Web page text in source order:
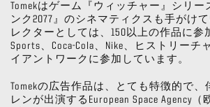
Tomekはゲーム『ウィッチャー』シリ
ンク2077』のシネマティクスも手がけ
レクターとしては、150以上の作品に参
Sports、Coca-Cola、Nike、ヒストリーチ
イアントワークに参加しています。
Tomekの広告作品は、とても特徴的で、
レンが出演するEuropean Space Agency